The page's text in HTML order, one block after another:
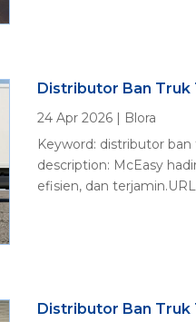
Distributor Ban
24 Apr 2026|
Blora
Keyword: distributor
description: McEasy
efisien, dan
Distributor Ban Truk